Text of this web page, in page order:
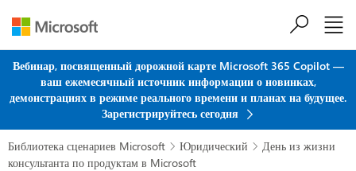
Перейти к основному содержанию
Вебинар, посвященный дорожной карте Microsoft 365 Copilot —
ваш ежемесячный источник информации о новинках,
демонстрациях в режиме реального времени и планах на будущее.
Зарегистрируйтесь сегодня
Библиотека сценариев Microsoft  Юридический  День из жизни
консультанта по продуктам в Microsoft